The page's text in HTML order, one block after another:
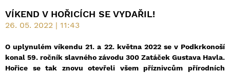
VÍKEND V HOŘICÍCH SE VYDAŘIL!
26. 05. 2022 | 11:43
O uplynulém víkendu 21. a 22. května 2022 se v Podkrkonoší
konal 59. ročník slavného závodu 300 Zatáček Gustava Havla.
Hořice se tak znovu otevřeli všem příznivcům přírodních